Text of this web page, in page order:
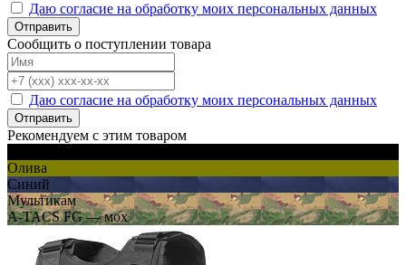
Даю согласие на обработку моих персональных данных
Отправить
Сообщить о поступлении товара
Даю согласие на обработку моих персональных данных
Отправить
Рекомендуем с этим товаром
Олива
Синий
Мультикам
A-TACS FG — мох